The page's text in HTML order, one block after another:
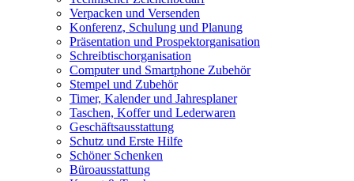
Verpacken und Versenden
Konferenz, Schulung und Planung
Präsentation und Prospektorganisation
Schreibtischorganisation
Computer und Smartphone Zubehör
Stempel und Zubehör
Timer, Kalender und Jahresplaner
Taschen, Koffer und Lederwaren
Geschäftsausstattung
Schutz und Erste Hilfe
Schöner Schenken
Büroausstattung